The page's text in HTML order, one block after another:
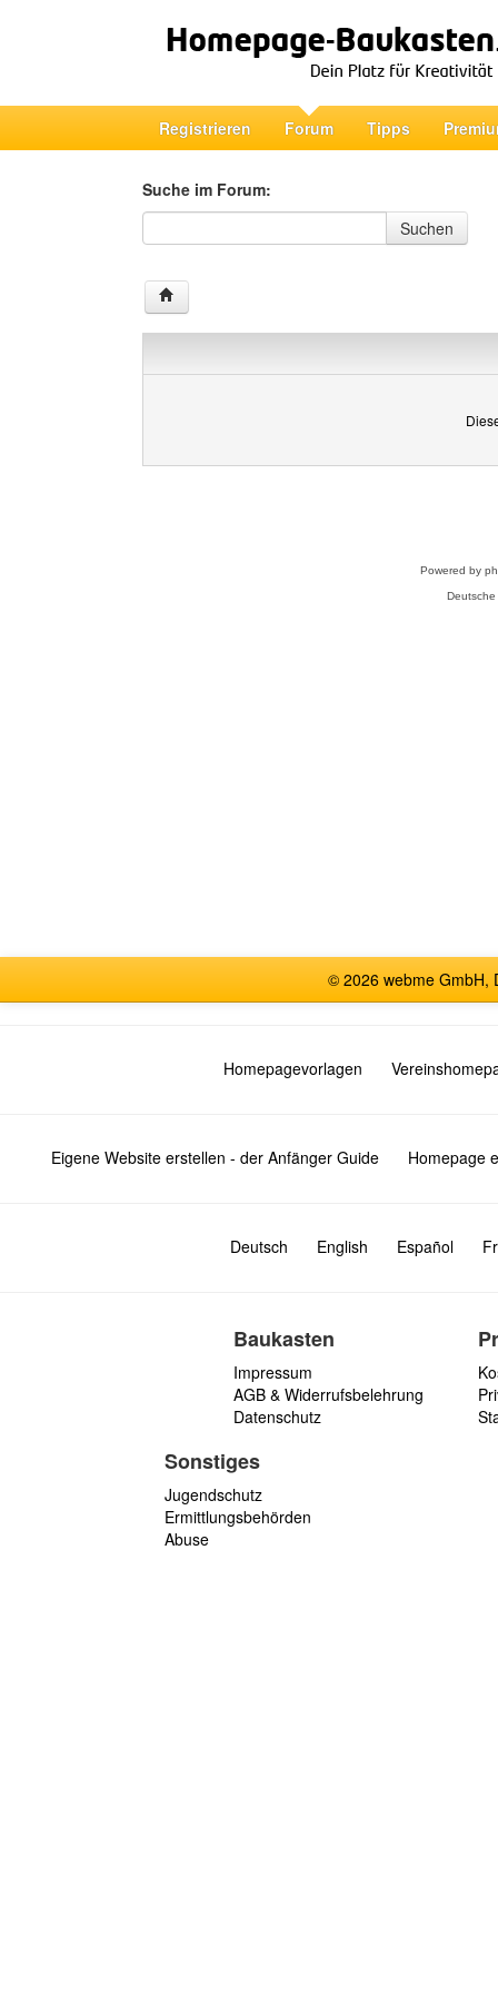
Registrieren Forum Tipps
Suche im Forum:
Suche im Forum
Suchen
Powered by
© 2026 webme GmbH,
Homepagevorlagen
Eigene Website erstellen - der Anfänger Guide Homepage
Deutsch English Español
Baukasten
Impressum
AGB & Widerrufsbelehrung
Datenschutz
Sonstiges
Jugendschutz
Ermittlungsbehörden
Abuse